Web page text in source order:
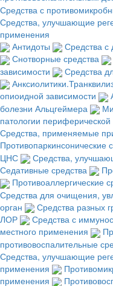
Средства с
Средства, улучшающие
применения
Антидоты
Средства с
Снотворные средства
зависимости
Средства
опиоидной зависимости
болезни Альцгеймера
патологии
Средства, применяемые
Противопаркинсонические
ЦНС
Средства,
Седативные средства
Противоаллергические
Средства для очищения,
орган
Средства разных
ЛОР
Средства с
местного применения
противовоспалительные
Средства, улучшающие
применения
применения